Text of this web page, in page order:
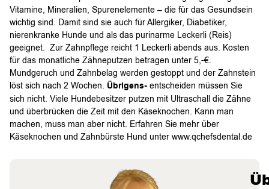
Vitamine, Mineralien, Spurenelemente – die für das Gesundsein
wichtig sind. Damit sind sie auch für Allergiker, Diabetiker,
nierenkranke Hunde und als das purinarme Leckerli (Reis)
geeignet. Zur Zahnpflege reicht 1 Leckerli abends aus. Kosten
für das monatliche Zähneputzen betragen unter 5,-€.
Mundgeruch und Zahnbelag werden gestoppt und der Zahnstein
löst sich nach 2 Wochen. Übrigens- entscheiden müssen Sie
sich nicht. Viele Hundebesitzer putzen mit Ultraschall die Zähne
und überbrücken die Zeit mit den Käseknochen. Kann man
machen, muss man aber nicht. Erfahren Sie mehr über
Käseknochen und Zahnbürste Hund unter www.qchefsdental.de